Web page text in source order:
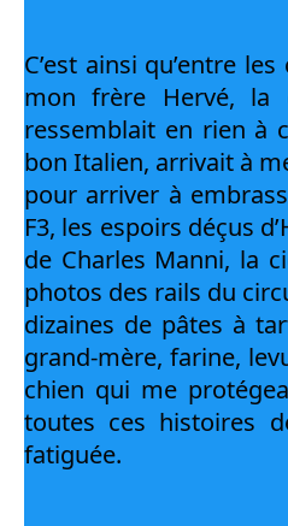
C’est ainsi qu’entre
mon frère Hervé, la
ressemblait en rien à
bon Italien, arrivait à
pour arriver à
F3, les espoirs déçus
de Charles Manni, la
photos des rails du
dizaines de pâtes à
grand-mère, farine,
chien qui me
toutes ces histoires
fatiguée.